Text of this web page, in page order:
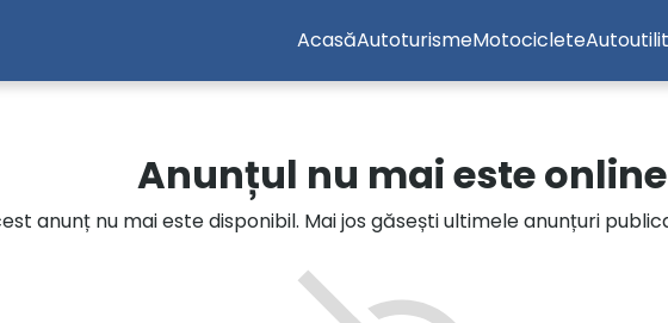
AcasăAutoturismeMotociclete
Anunțul nu mai este online
anunț nu mai este disponibil. Mai jos găsești ultimele anunțuri